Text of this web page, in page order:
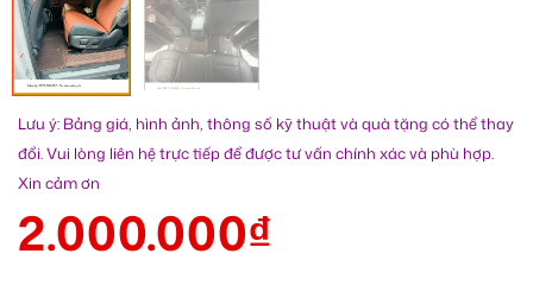
Lưu ý: Bảng giá, hình ảnh, thông số kỹ thuật và quà tặng có thể thay
đổi. Vui lòng liên hệ trực tiếp để được tư vấn chính xác và phù hợp.
Xin cảm ơn
2.000.000₫